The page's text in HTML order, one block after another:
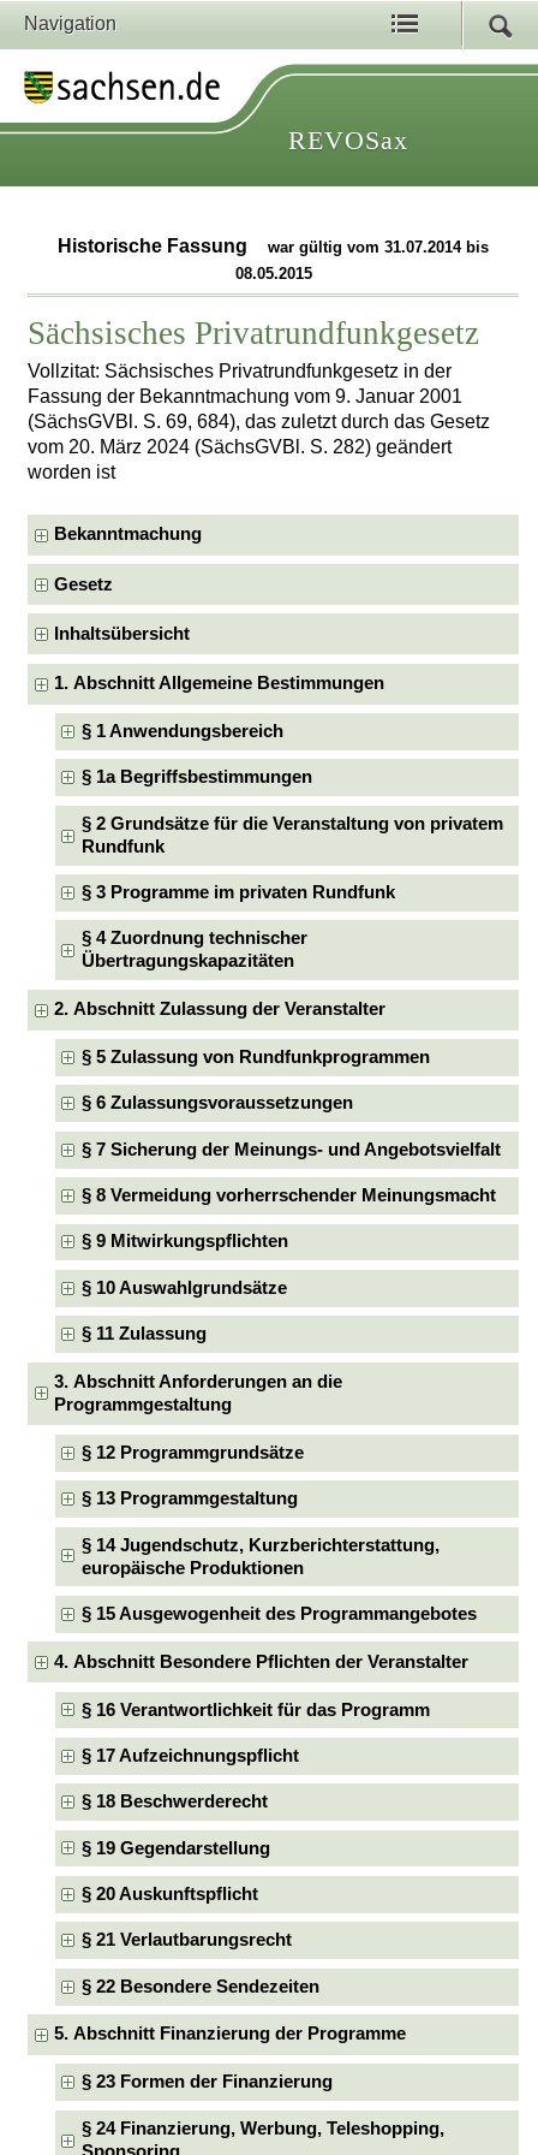
Navigation
REVOSax
Historische Fassung
war gültig vom 31.07.2014 bis
08.05.2015
Sächsisches Privatrundfunkgesetz
Vollzitat: Sächsisches Privatrundfunkgesetz in der
Fassung der Bekanntmachung vom 9. Januar 2001
(SächsGVBl. S. 69, 684), das zuletzt durch das Gesetz
vom 20. März 2024 (SächsGVBl. S. 282) geändert
worden ist
Bekanntmachung
Gesetz
Inhaltsübersicht
1. Abschnitt Allgemeine Bestimmungen
§ 1 Anwendungsbereich
§ 1a Begriffsbestimmungen
§ 2 Grundsätze für die Veranstaltung von privatem
Rundfunk
§ 3 Programme im privaten Rundfunk
§ 4 Zuordnung technischer
Übertragungskapazitäten
2. Abschnitt Zulassung der Veranstalter
§ 5 Zulassung von Rundfunkprogrammen
§ 6 Zulassungsvoraussetzungen
§ 7 Sicherung der Meinungs- und Angebotsvielfalt
§ 8 Vermeidung vorherrschender Meinungsmacht
§ 9 Mitwirkungspflichten
§ 10 Auswahlgrundsätze
§ 11 Zulassung
3. Abschnitt Anforderungen an die
Programmgestaltung
§ 12 Programmgrundsätze
§ 13 Programmgestaltung
§ 14 Jugendschutz, Kurzberichterstattung,
europäische Produktionen
§ 15 Ausgewogenheit des Programmangebotes
4. Abschnitt Besondere Pflichten der Veranstalter
§ 16 Verantwortlichkeit für das Programm
§ 17 Aufzeichnungspflicht
§ 18 Beschwerderecht
§ 19 Gegendarstellung
§ 20 Auskunftspflicht
§ 21 Verlautbarungsrecht
§ 22 Besondere Sendezeiten
5. Abschnitt Finanzierung der Programme
§ 23 Formen der Finanzierung
§ 24 Finanzierung, Werbung, Teleshopping,
Sponsoring